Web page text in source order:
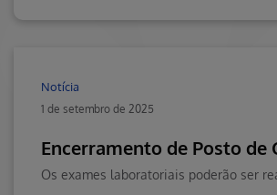
Notícia
1 de setembro de 2025
Encerramento de Posto de